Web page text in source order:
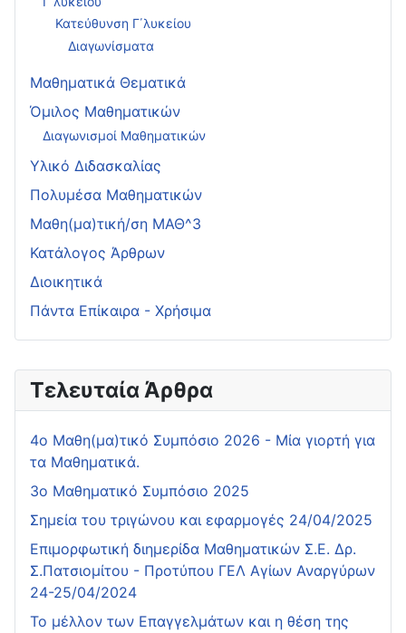
Τελευταία Άρθρα
4o Μαθη(μα)τικό Συμπόσιο 2026 - Μία γιορτή για
τα Μαθηματικά.
3ο Μαθηματικό Συμπόσιο 2025
Σημεία του τριγώνου και εφαρμογές 24/04/2025
Επιμορφωτική διημερίδα Μαθηματικών Σ.Ε. Δρ.
Σ.Πατσιομίτου - Προτύπου ΓΕΛ Αγίων Αναργύρων
24-25/04/2024
Το μέλλον των Επαγγελμάτων και η θέση της
Κατεύθυνση Γ΄λυκείου
Διαγωνίσματα
Μαθηματικά Θεματικά
Όμιλος Μαθηματικών
Διαγωνισμοί Μαθηματικών
Υλικό Διδασκαλίας
Πολυμέσα Μαθηματικών
Μαθη(μα)τική/ση ΜΑΘ^3
Κατάλογος Άρθρων
Διοικητικά
Πάντα Επίκαιρα - Χρήσιμα